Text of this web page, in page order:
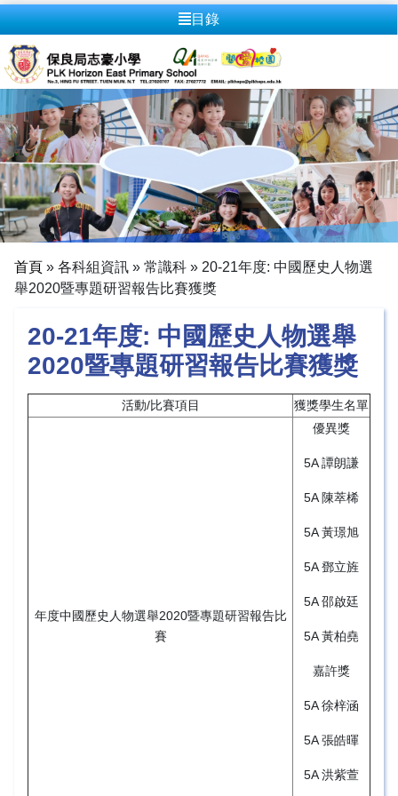
目錄
首頁 » 各科組資訊 » 常識科 » 20-21年度: 中國歷史人物選
舉2020暨專題研習報告比賽獲獎
20-21年度: 中國歷史人物選舉
2020暨專題研習報告比賽獲獎
活動/比賽項目 獲獎學生名單
年度中國歷史人物選舉2020暨專題研習報告比
賽
優異獎
5A 譚朗謙
5A 陳萃桸
5A 黃璟旭
5A 鄧立旌
5A 邵啟廷
5A 黃柏堯
嘉許獎
5A 徐梓涵
5A 張皓暉
5A 洪紫萱